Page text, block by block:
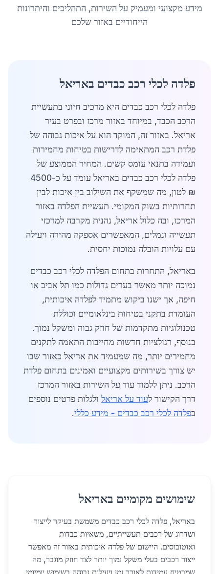
מידע מקצועי ומעמיק על השירות, התהליכים והיתרונות
הייחודיים באזור שלכם
פלדה לכלי רכב כבדים באריאל
פלדה לכלי רכב כבדים היא מרכיב חיוני בתעשיית
הרכב הכבד, במיוחד באזור מרכז ובפרט בעיר
אריאל. באזור זה, המוקד הוא על איכות גבוהה של
פלדת רכב המתאימה לדרישות בטיחות מחמירות
ועמידה בתנאי עומס קשים. המחיר הממוצע של
פלדה לכלי רכב כבדים באריאל עומד על כ-4500
₪ לטון, מה שמשקף את השילוב בין איכות לבין
תחרותיות בשוק המקומי. תעשיית הפלדה באזור
המרכז, ובה כלול אריאל, נהנית מקרבה למרכזי
תעשייה ונמלים, המאפשרים אספקה מהירה ויעילה
עם עלויות הובלה נמוכות יחסית.
באריאל, התחרות בתחום הפלדה לכלי רכב כבדים
נמוכה יותר מאשר בערים גדולות כמו תל אביב או
חיפה, אך ישנו ביקוש מתמיד לפלדה איכותית,
העומדת בתקני בטיחות בינלאומיים וכוללת
טכנולוגיות מתקדמות של חוזק גבוה ומשקל נמוך.
בנוסף, רגולציות חדשות מחייבות התאמה לתקנים
מחמירים יותר, מה שמעמיד את אריאל כאזור שבו
יש צורך בשירותים מקצועיים ואמינים בתחום פלדת
הרכב. ניתן ללמוד עוד על השירות באזור המרכז
דרך הקישור לעוד על אריאל ולגלות פרטים נוספים
בפלדה לכלי רכב כבדים - מידע כללי.
שימושים מקומיים באריאל
באריאל, פלדה לכלי רכב כבדים משמשת בעיקר לייצור
ושדרוג של רכבים תעשייתיים, משאיות כבדות
ואוטובוסים. היישום של פלדה איכותית באזור זה מאפשר
ייצור רכבים בעלי משקל נמוך יותר לצד חוזק מוגבר, מה
שמבטיח עמידות לאורך זמן ויעילות גבוהה בשימוש יומיומי.